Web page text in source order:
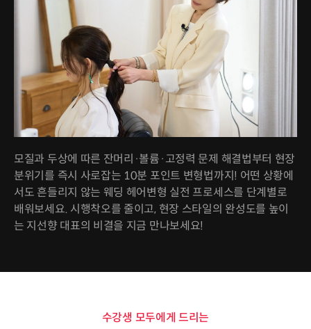
모질과 두상에 따른 잔머리·볼륨·고정력 문제 해결법부터 현장
분위기를 즉시 사로잡는 10분 포인트 변형법까지! 어떤 상황에
서도 흔들리지 않는 웨딩 헤어변형 실전 프로세스를 단계별로
배워보세요. 시행착오를 줄이고, 현장 스타일의 완성도를 높이
는 지선향 대표의 비결을 지금 만나보세요!
수강생 모두에게 드리는